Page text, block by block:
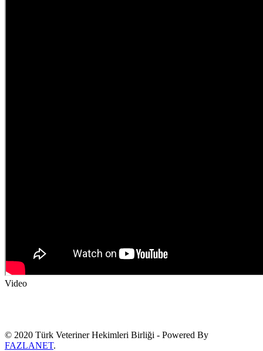
Video
© 2020 Türk Veteriner Hekimleri Birliği - Powered By
FAZLANET.